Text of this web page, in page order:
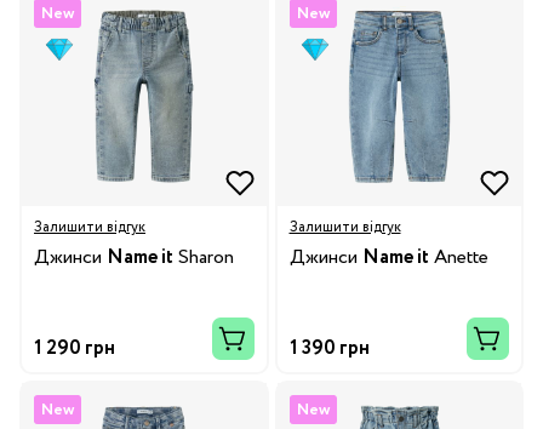
New
Залишити відгук
Джинси Name it Sharon
1 290 грн
New
Залишити відгук
Джинси Name it Anette
1 390 грн
New New